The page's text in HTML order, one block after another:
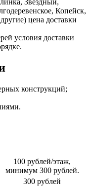
Звездный,
Копейск,
цена доставки
условия доставки
конструкций;
100 рублей/этаж,
минимум 300 рублей.
300 рублей